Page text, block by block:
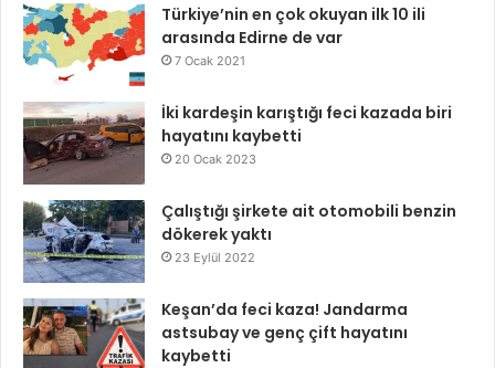
Türkiye’nin en çok okuyan ilk 10 ili
arasında Edirne de var
7 Ocak 2021
İki kardeşin karıştığı feci kazada biri
hayatını kaybetti
20 Ocak 2023
Çalıştığı şirkete ait otomobili benzin
dökerek yaktı
23 Eylül 2022
Keşan’da feci kaza! Jandarma
astsubay ve genç çift hayatını
kaybetti